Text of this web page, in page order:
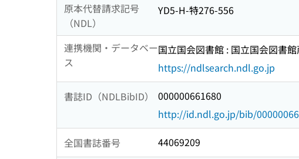
原本代替請求記号
（NDL）
YD5-H-特276-556
連携機関・データベー
ス
国立国会図書館 : 国立国会図書館
https://ndlsearch.ndl.go.jp
書誌ID（NDLBibID）
000000661680
http://id.ndl.go.jp/bib/
全国書誌番号 44069209